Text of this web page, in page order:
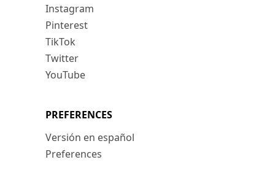
Instagram
Pinterest
TikTok
Twitter
YouTube
PREFERENCES
Versión en español
Preferences